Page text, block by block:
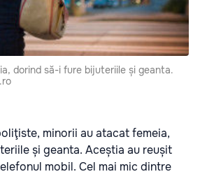
dorind să-i fure bijuteriile și geanta.
minorii au atacat femeia,
și geanta. Aceștia au reușit
mobil. Cel mai mic dintre